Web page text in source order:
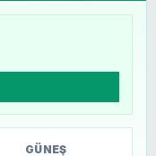
GÜNEŞ